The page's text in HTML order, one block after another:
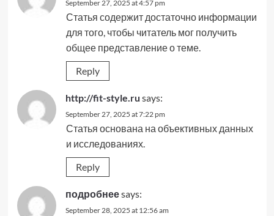
September 27, 2025 at 4:57 pm
Статья содержит достаточно информации
для того, чтобы читатель мог получить
общее представление о теме.
Reply
http://fit-style.ru says:
September 27, 2025 at 7:22 pm
Статья основана на объективных данных
и исследованиях.
Reply
подробнееsays:
September 28, 2025 at 12:56 am